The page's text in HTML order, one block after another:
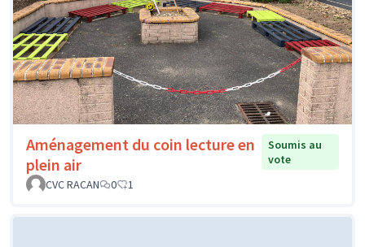
Aménagement du coin lecture en
plein air
Soumis au
vote
CVC RACAN
0 1